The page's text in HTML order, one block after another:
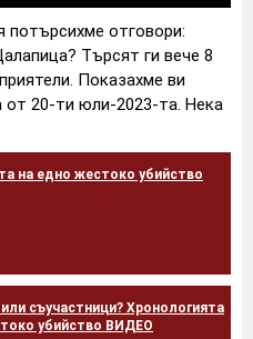
потърсихме отговори:
Търсят ги вече 8
Показахме ви
от 20-ти юли-2023-та. Нека
на едно жестоко убийство
съучастници? Хронологията
убийство ВИДЕО